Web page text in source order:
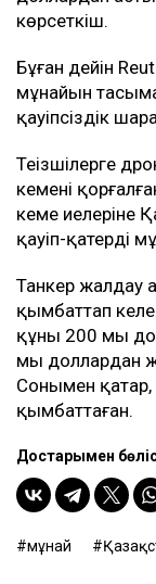
көрсеткіш.
Бұған дейін
мұнайын
қауіпсіздік
Теңізшілерге
кеменің
кеме иелеріне
қауіп-қатерді
Танкер жалдау
қымбаттап
құны 200 мың
мың доллардан
Сонымен
қымбаттаған.
Достарыңмен
мұнай